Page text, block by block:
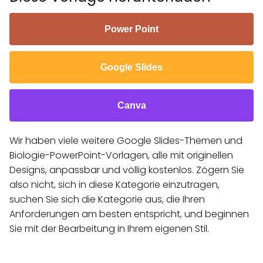
Power Point
Google Slides
Canva
Wir haben viele weitere Google Slides-Themen und
Biologie-PowerPoint-Vorlagen, alle mit originellen
Designs, anpassbar und völlig kostenlos. Zögern Sie
also nicht, sich in diese Kategorie einzutragen,
suchen Sie sich die Kategorie aus, die Ihren
Anforderungen am besten entspricht, und beginnen
Sie mit der Bearbeitung in Ihrem eigenen Stil.